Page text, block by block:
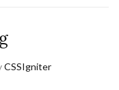
CSSIgniter